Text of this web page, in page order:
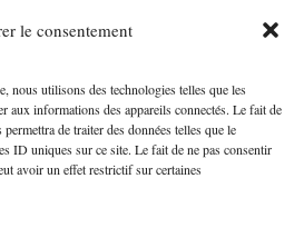
le consentement
nous utilisons des technologies telles que les
aux informations des appareils connectés. Le fait de
de traiter des données telles que le
ID uniques sur ce site. Le fait de ne pas consentir
avoir un effet restrictif sur certaines
Boudon, 75016, Paris